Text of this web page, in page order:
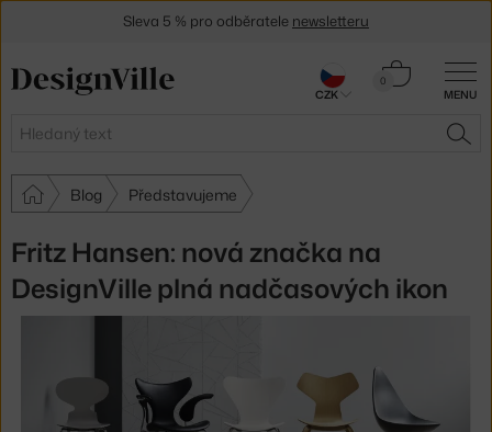
MENU
Hledat
0
Košík
Blog Představujeme
Fritz Hansen: nová značka na
DesignVille plná nadčasových ikon
Sleva 5 % pro odběratele newsletteru
CZK